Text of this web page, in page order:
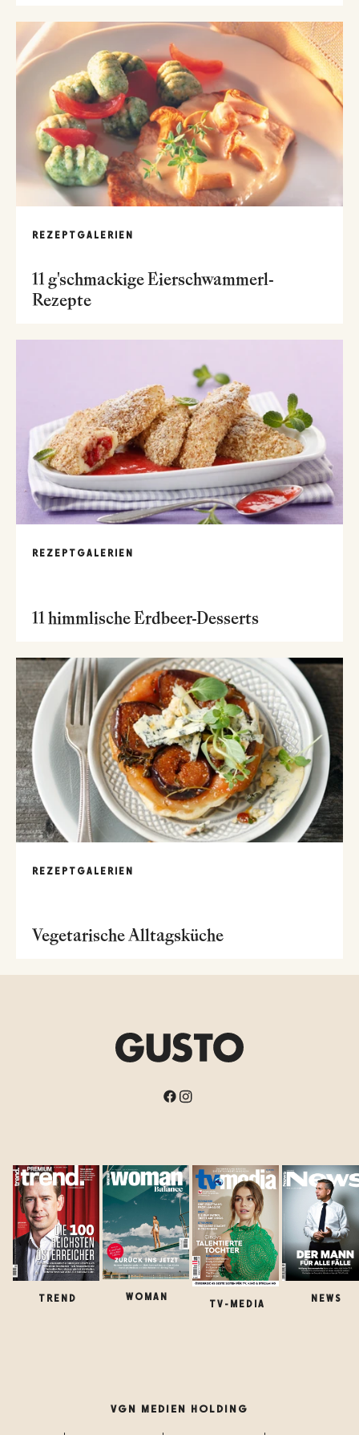
REZEPTGALERIEN
11 g'schmackige Eierschwammerl-
Rezepte
REZEPTGALERIEN
11 himmlische Erdbeer-Desserts
REZEPTGALERIEN
Vegetarische Alltagsküche
TREND WOMAN
TV-MEDIA
NEWS
VGN MEDIEN HOLDING